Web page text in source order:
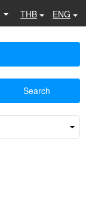
THB ENG
Search